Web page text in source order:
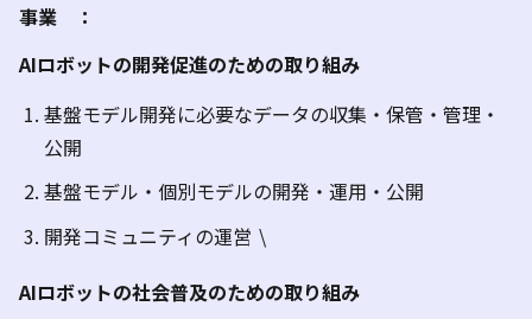
事業 ：
AIロボットの開発促進のための取り組み
基盤モデル開発に必要なデータの収集・保管・管理・
公開
基盤モデル・個別モデルの開発・運用・公開
開発コミュニティの運営 \
AIロボットの社会普及のための取り組み